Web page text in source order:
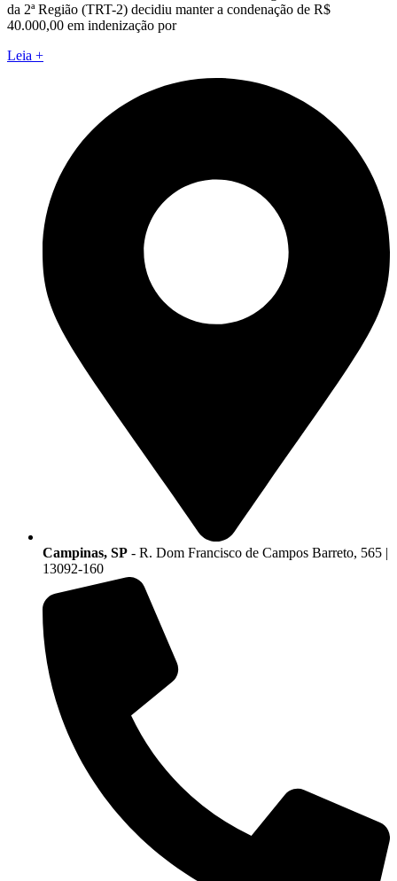
da 2ª Região (TRT-2) decidiu manter a condenação de R$
40.000,00 em indenização por
Leia +
Campinas, SP - R. Dom Francisco de Campos Barreto, 565 |
13092-160